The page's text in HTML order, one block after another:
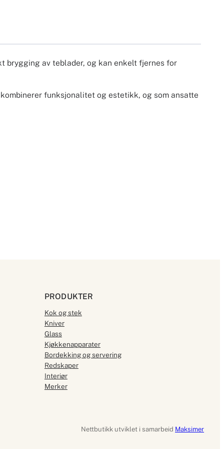
brygging av teblader, og kan enkelt fjernes for
funksjonalitet og estetikk, og som ansatte
PRODUKTER
Kok og stek
Kniver
Glass
Kjøkkenapparater
Bordekking og servering
Redskaper
Interiør
Merker
Nettbutikk utviklet i samarbeid Maksimer